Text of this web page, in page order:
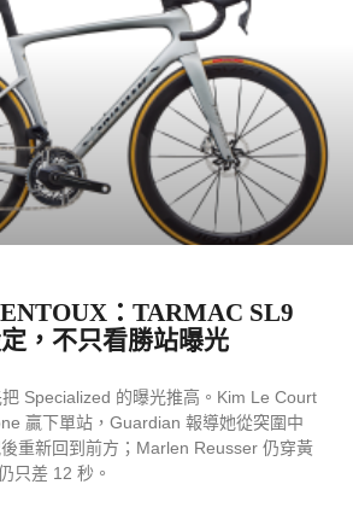
：TARMAC SL9
，不只看勝站曝光
Specialized 的曝光推高。Kim Le Court
贏下單站，Guardian 報導她從突圍中
重新回到前方；Marlen Reusser 仍穿黃
只差 12 秒。